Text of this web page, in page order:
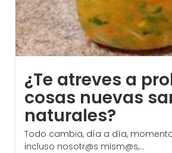
¿Te atreves a
cosas nuevas
naturales?
Todo cambia, día a día,
incluso nosotr@s mism@s,...